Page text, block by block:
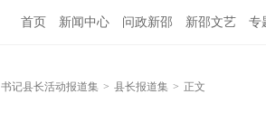
首页 新闻中心 问政新邵 新邵文艺 专
书记县长活动报道集 > 县长报道集 > 正文